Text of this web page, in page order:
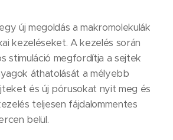
új megoldás a makromolekulák
kezeléseket. A kezelés során
stimuláció megfordítja a sejtek
áthatolását a mélyebb
és új pórusokat nyit meg és
teljesen fájdalommentes
belül.